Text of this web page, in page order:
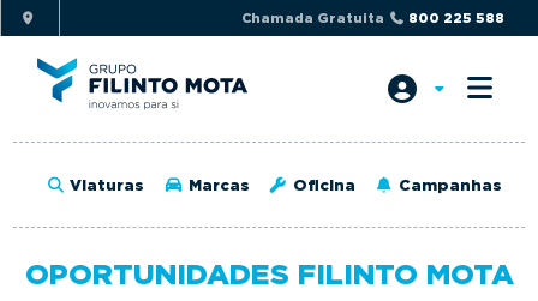
i
p
t
o
r
i
i
p
t
o
a
i
Chamada Gratuita 800 225 588
Viaturas Marcas Oficina Campanhas
OPORTUNIDADES FILINTO MOTA